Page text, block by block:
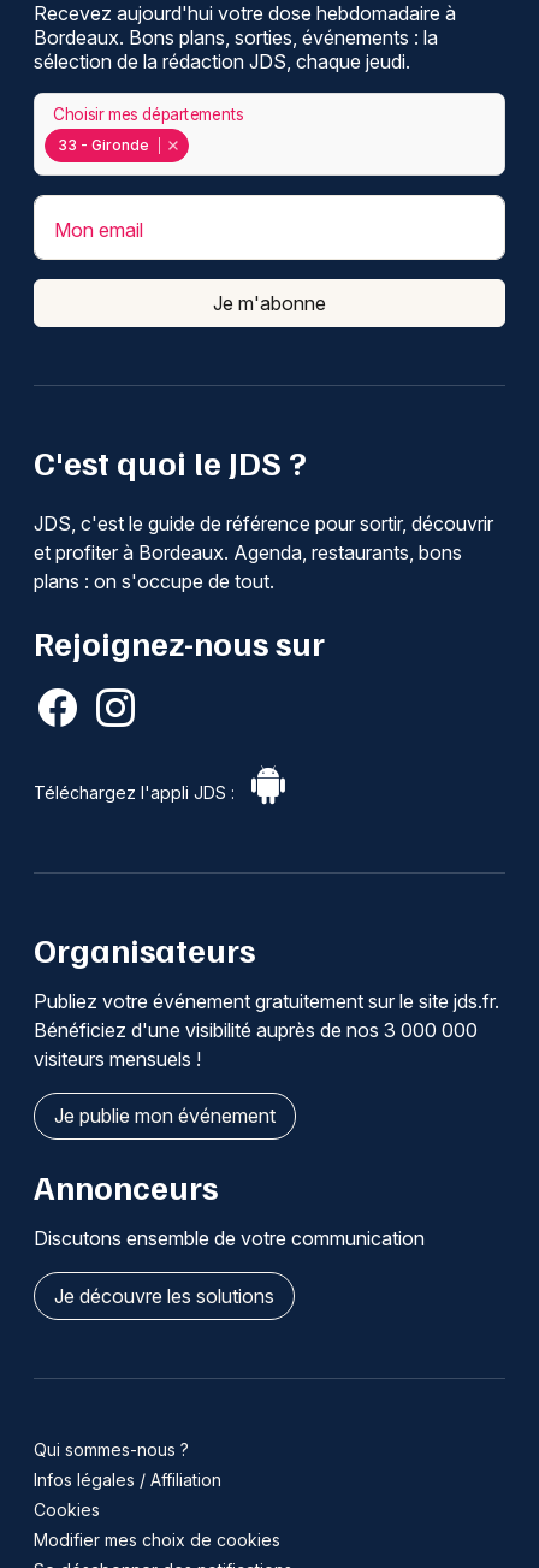
C'est quoi le JDS ?
JDS, c'est le guide de référence pour sortir, découvrir
et profiter à Bordeaux. Agenda, restaurants, bons
plans : on s'occupe de tout.
Rejoignez-nous sur
Téléchargez l'appli JDS :
Recevez aujourd'hui votre dose hebdomadaire à
Bordeaux. Bons plans, sorties, événements : la
sélection de la rédaction JDS, chaque jeudi.
33 - Gironde
Choisir mes départements
Mon email
Je m'abonne
Organisateurs
Publiez votre événement gratuitement sur le site jds.fr.
Bénéficiez d'une visibilité auprès de nos 3 000 000
visiteurs mensuels !
Je publie mon événement
Annonceurs
Discutons ensemble de votre communication
Je découvre les solutions
Qui sommes-nous ?
Infos légales / Affiliation
Cookies
Modifier mes choix de cookies